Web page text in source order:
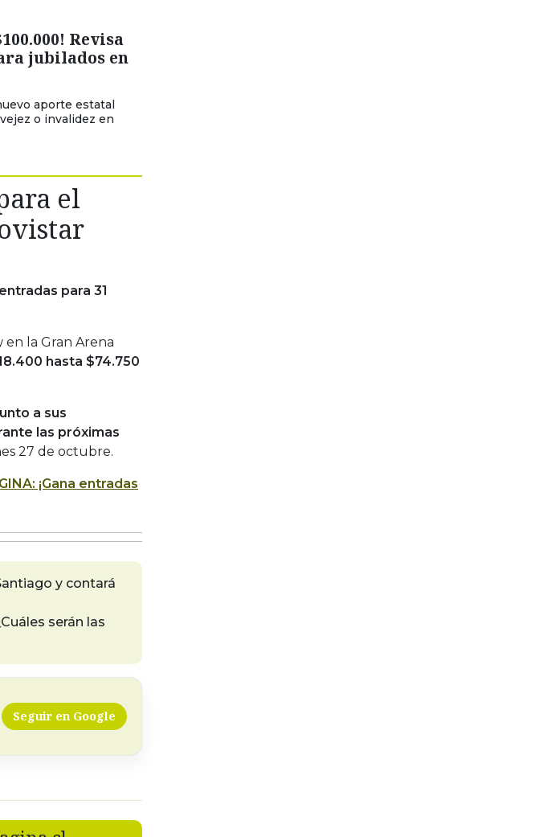
Revisa
jubilados en
aporte estatal
o invalidez en
el
para 31
en la Gran Arena
hasta $74.750
a sus
las próximas
27 de octubre.
¡Gana entradas
y contará
serán las
Seguir en Google